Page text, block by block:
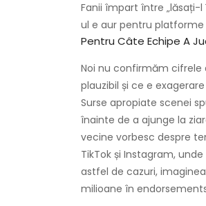
Fanii împart între „lăsați-
ul e aur pentru platforme
Pentru Câte Echipe A
Noi nu confirmăm cifrele
plauzibil și ce e
Surse apropiate scenei
înainte de a ajunge la
vecine vorbesc despre
TikTok și Instagram,
astfel de cazuri,
milioane în